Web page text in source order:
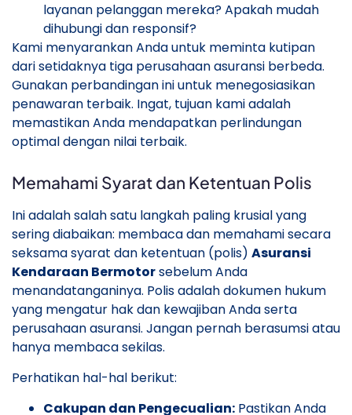
layanan pelanggan mereka? Apakah mudah
dihubungi dan responsif?
Kami menyarankan Anda untuk meminta kutipan
dari setidaknya tiga perusahaan asuransi berbeda.
Gunakan perbandingan ini untuk menegosiasikan
penawaran terbaik. Ingat, tujuan kami adalah
memastikan Anda mendapatkan perlindungan
optimal dengan nilai terbaik.
Memahami Syarat dan Ketentuan Polis
Ini adalah salah satu langkah paling krusial yang
sering diabaikan: membaca dan memahami secara
seksama syarat dan ketentuan (polis) Asuransi
Kendaraan Bermotorsebelum Anda
menandatanganinya. Polis adalah dokumen hukum
yang mengatur hak dan kewajiban Anda serta
perusahaan asuransi. Jangan pernah berasumsi atau
hanya membaca sekilas.
Perhatikan hal-hal berikut:
Cakupan dan Pengecualian: Pastikan Anda